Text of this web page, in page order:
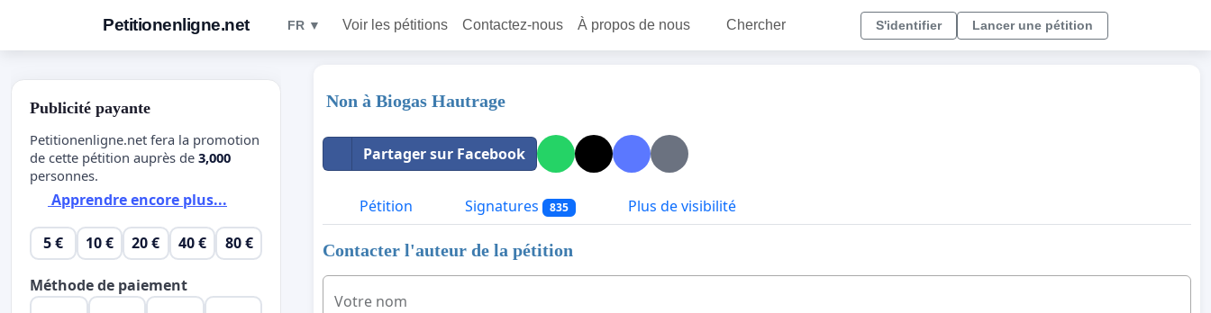
Petitionenligne.net FR ▼ Voir les pétitions Contactez-nous À propos de nous Chercher S'identifier Lancer une pétition
Non à Biogas Hautrage
Partager sur Facebook
Pétition Signatures 835 Plus de visibilité
Contacter l'auteur de la pétition
Votre nom
Publicité payante
Petitionenligne.net fera la promotion
de cette pétition auprès de 3,000
personnes.
Apprendre encore plus...
5 € 10 € 20 € 40 € 80 €
Méthode de paiement